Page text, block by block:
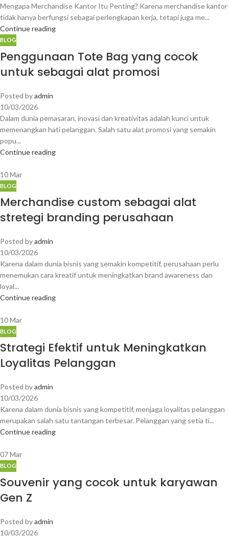
Mengapa Merchandise Kantor Itu Penting? Karena merchandise kantor
tidak hanya berfungsi sebagai perlengkapan kerja, tetapi juga me...
Continue reading
BLOG
Penggunaan Tote Bag yang cocok
untuk sebagai alat promosi
Posted byadmin
10/03/2026
Dalam dunia pemasaran, inovasi dan kreativitas adalah kunci untuk
memenangkan hati pelanggan. Salah satu alat promosi yang semakin
popu...
Continue reading
10Mar
BLOG
Merchandise custom sebagai alat
stretegi branding perusahaan
Posted byadmin
10/03/2026
Karena dalam dunia bisnis yang semakin kompetitif, perusahaan perlu
menemukan cara kreatif untuk meningkatkan brand awareness dan
loyal...
Continue reading
10Mar
BLOG
Strategi Efektif untuk Meningkatkan
Loyalitas Pelanggan
Posted byadmin
10/03/2026
Karena dalam dunia bisnis yang kompetitif, menjaga loyalitas pelanggan
merupakan salah satu tantangan terbesar. Pelanggan yang setia ti...
Continue reading
07Mar
BLOG
Souvenir yang cocok untuk karyawan
Gen Z
Posted byadmin
10/03/2026